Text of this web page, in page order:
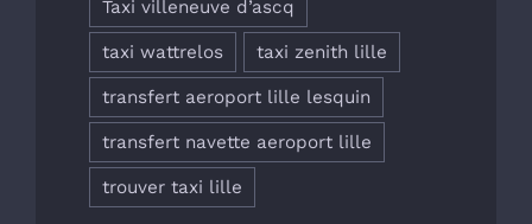
Taxi villeneuve d’ascq
taxi wattrelos taxi zenith lille
transfert aeroport lille lesquin
transfert navette aeroport lille
trouver taxi lille